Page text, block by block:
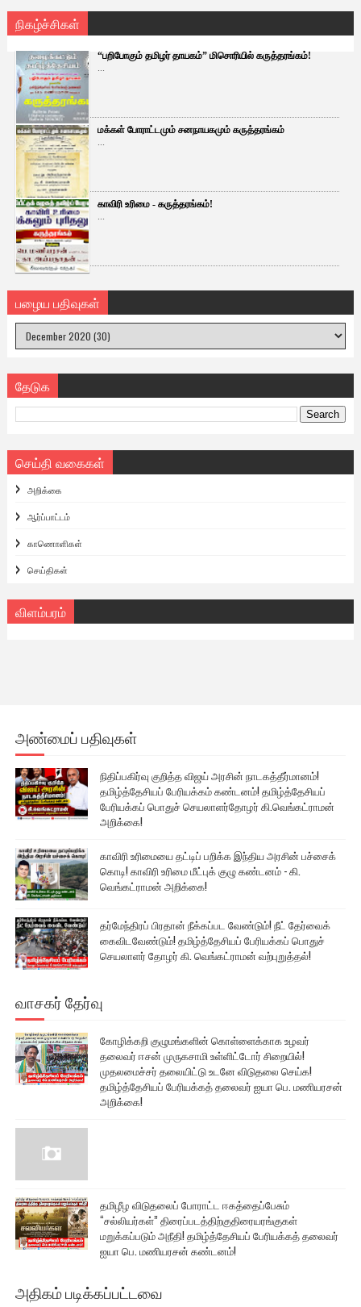
நிகழ்ச்சிகள்
“பறிபோகும் தமிழர் தாயகம்” மிசொரியில் கருத்தரங்கம்!
...
மக்கள் போராட்டமும் சனநாயகமும் கருத்தரங்கம்
...
காவிரி உரிமை - கருத்தரங்கம்!
...
பழைய பதிவுகள்
தேடுக
செய்தி வகைகள்
அறிக்கை
ஆர்ப்பாட்டம்
காணொளிகள்
செய்திகள்
விளம்பரம்
அண்மைப் பதிவுகள்
நிதிப்பகிர்வு குறித்த விஜய் அரசின் நாடகத்தீர்மானம்!
தமிழ்த்தேசியப் பேரியக்கம் கண்டனம்! தமிழ்த்தேசியப்
பேரியக்கப் பொதுச் செயலாளர்தோழர் கி.வெங்கட்ராமன்
அறிக்கை!
காவிரி உரிமையை தட்டிப் பறிக்க இந்திய அரசின் பச்சைக்
கொடி! காவிரி உரிமை மீட்புக் குழு கண்டனம் - கி.
வெங்கட்ராமன் அறிக்கை!
தர்மேந்திரப் பிரதான் நீக்கப்பட வேண்டும்! நீட் தேர்வைக்
கைவிடவேண்டும்! தமிழ்த்தேசியப் பேரியக்கப் பொதுச்
செயலாளர் தோழர் கி. வெங்கட்ராமன் வற்புறுத்தல்!
வாசகர் தேர்வு
கோழிக்கறி குழுமங்களின் கொள்ளைக்காக உழவர்
தலைவர் ஈசன் முருகசாமி உள்ளிட்டோர் சிறையில்!
முதலமைச்சர் தலையிட்டு உடனே விடுதலை செய்க!
தமிழ்த்தேசியப் பேரியக்கத் தலைவர் ஐயா பெ. மணியரசன்
அறிக்கை!
தமிழீழ விடுதலைப் போராட்ட ஈகத்தைப்பேசும்
“சல்லியர்கள்” திரைப்படத்திற்குதிரையரங்குகள்
மறுக்கப்படும் அநீதி! தமிழ்த்தேசியப் பேரியக்கத் தலைவர்
ஐயா பெ. மணியரசன் கண்டனம்!
அதிகம் படிக்கப்பட்டவை